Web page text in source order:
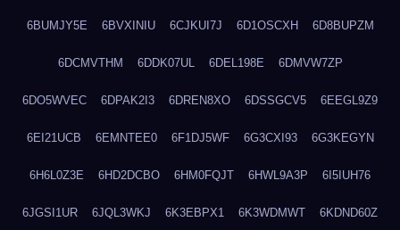
6BUMJY5E 6BVXINIU 6CJKUI7J 6D1OSCXH 6D8BUPZM
6DCMVTHM 6DDK07UL 6DEL198E 6DMVW7ZP
6DO5WVEC 6DPAK2I3 6DREN8XO 6DSSGCV5 6EEGL9Z9
6EI21UCB 6EMNTEE0 6F1DJ5WF 6G3CXI93 6G3KEGYN
6H6L0Z3E 6HD2DCBO 6HM0FQJT 6HWL9A3P 6I5IUH76
6JGSI1UR 6JQL3WKJ 6K3EBPX1 6K3WDMWT 6KDND60Z